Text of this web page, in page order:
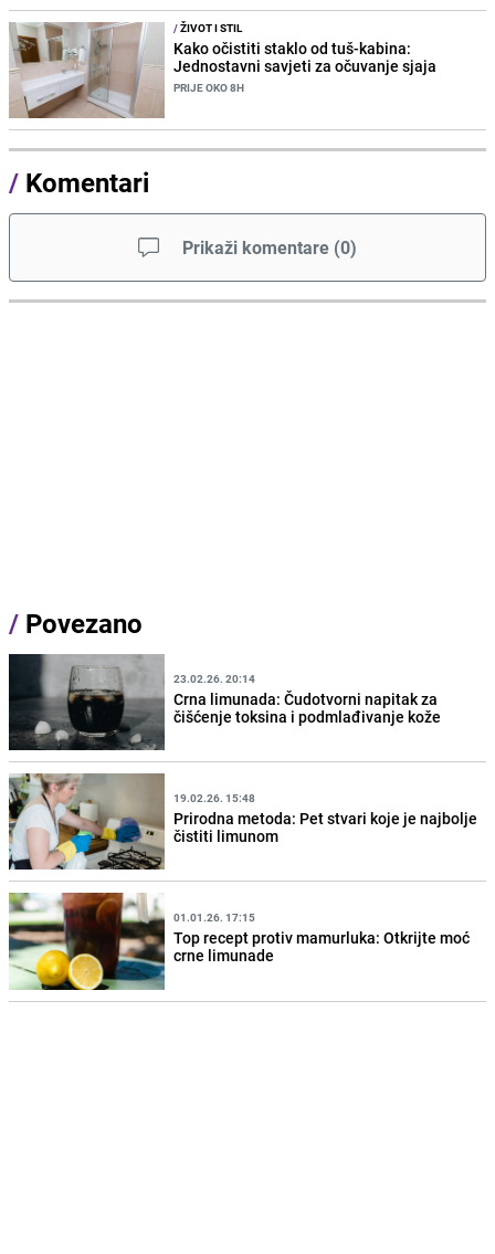
/ŽIVOT I STIL
Kako očistiti staklo od tuš-kabina:
Jednostavni savjeti za očuvanje sjaja
PRIJE OKO 8H
/ Komentari
Prikaži komentare (0)
/ Povezano
23.02.26. 20:14
Crna limunada: Čudotvorni napitak za
čišćenje toksina i podmlađivanje kože
19.02.26. 15:48
Prirodna metoda: Pet stvari koje je najbolje
čistiti limunom
01.01.26. 17:15
Top recept protiv mamurluka: Otkrijte moć
crne limunade